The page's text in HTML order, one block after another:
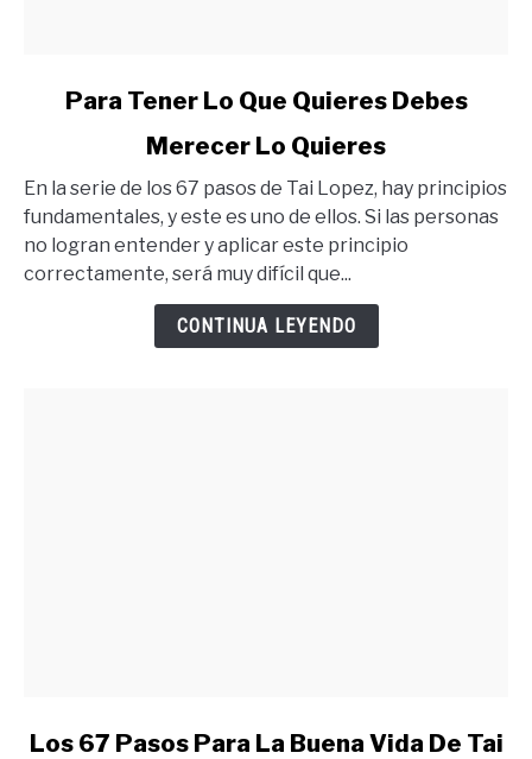
Tener
Lo
Que
Quieres
Para Tener Lo Que Quieres Debes
Merecer Lo Quieres
En la serie de los 67 pasos de Tai Lopez, hay principios
fundamentales, y este es uno de ellos. Si las personas
no logran entender y aplicar este principio
correctamente, será muy difícil que...
CONTINUA LEYENDO
link
Los 67 Pasos Para La Buena Vida De Tai